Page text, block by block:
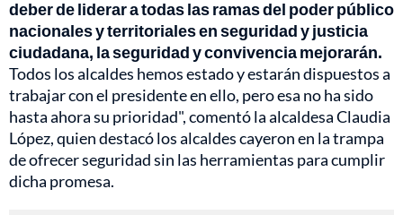
deber de liderar a todas las ramas del poder público
nacionales y territoriales en seguridad y justicia
ciudadana, la seguridad y convivencia mejorarán.
Todos los alcaldes hemos estado y estarán dispuestos a
trabajar con el presidente en ello, pero esa no ha sido
hasta ahora su prioridad", comentó la alcaldesa Claudia
López, quien destacó los alcaldes cayeron en la trampa
de ofrecer seguridad sin las herramientas para cumplir
dicha promesa.